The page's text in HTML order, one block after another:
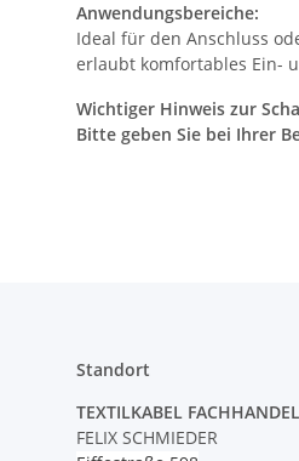
Anwendungsbereiche:
Ideal für den Anschluss
erlaubt komfortables Ein-
Wichtiger Hinweis zur
Bitte geben Sie bei Ihrer
Standort
TEXTILKABEL FACHHANDEL
FELIX SCHMIEDER